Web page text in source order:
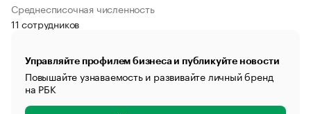
Среднесписочная численность
11 сотрудников
Управляйте профилем бизнеса и публикуйте новости
Повышайте узнаваемость и развивайте личный бренд
на РБК